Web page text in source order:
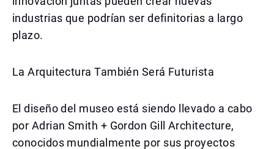
industrias que podrían ser definitorias a largo
plazo.
La Arquitectura También Será Futurista
El diseño del museo está siendo llevado a cabo
por Adrian Smith + Gordon Gill Architecture,
conocidos mundialmente por sus proyectos